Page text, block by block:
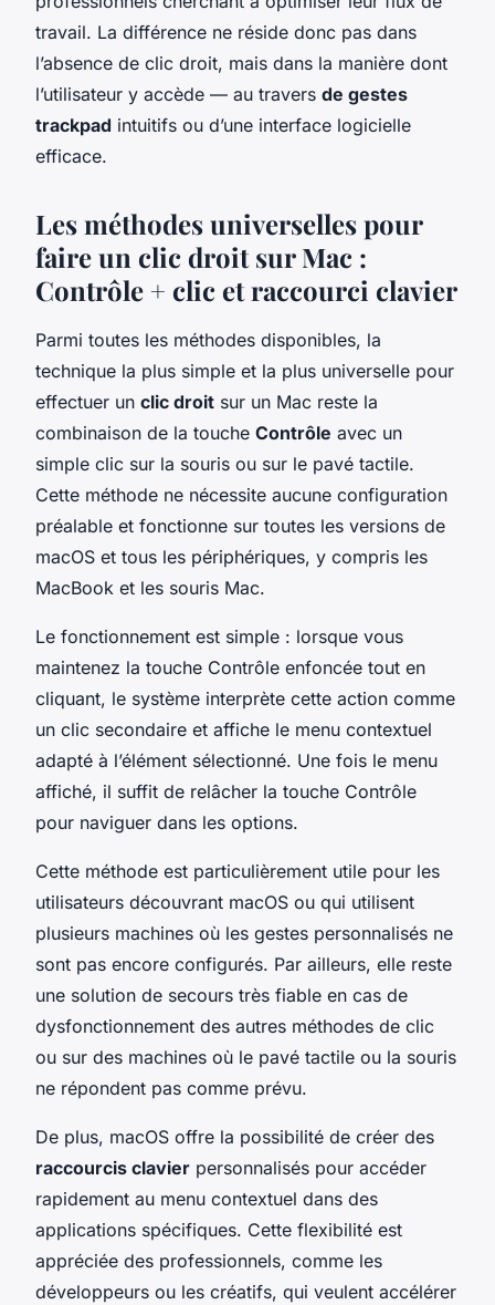
travail. La différence ne réside donc pas dans
l’absence de clic droit, mais dans la manière dont
l’utilisateur y accède — au travers de gestes
trackpad intuitifs ou d’une interface logicielle
efficace.
Les méthodes universelles pour
faire un clic droit sur Mac :
Contrôle + clic et raccourci clavier
Parmi toutes les méthodes disponibles, la
technique la plus simple et la plus universelle pour
effectuer un clic droit sur un Mac reste la
combinaison de la touche Contrôle avec un
simple clic sur la souris ou sur le pavé tactile.
Cette méthode ne nécessite aucune configuration
préalable et fonctionne sur toutes les versions de
macOS et tous les périphériques, y compris les
MacBook et les souris Mac.
Le fonctionnement est simple : lorsque vous
maintenez la touche Contrôle enfoncée tout en
cliquant, le système interprète cette action comme
un clic secondaire et affiche le menu contextuel
adapté à l’élément sélectionné. Une fois le menu
affiché, il suffit de relâcher la touche Contrôle
pour naviguer dans les options.
Cette méthode est particulièrement utile pour les
utilisateurs découvrant macOS ou qui utilisent
plusieurs machines où les gestes personnalisés ne
sont pas encore configurés. Par ailleurs, elle reste
une solution de secours très fiable en cas de
dysfonctionnement des autres méthodes de clic
ou sur des machines où le pavé tactile ou la souris
ne répondent pas comme prévu.
De plus, macOS offre la possibilité de créer des
raccourcis clavier personnalisés pour accéder
rapidement au menu contextuel dans des
applications spécifiques. Cette flexibilité est
appréciée des professionnels, comme les
développeurs ou les créatifs, qui veulent accélérer